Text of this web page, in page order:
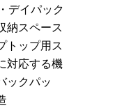
デイパック
納スペース
トップ用ス
対応する機
ックパッ